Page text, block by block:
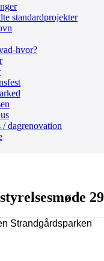
standardprojekter
hvor?
dagrenovation
Strandgårdsparken